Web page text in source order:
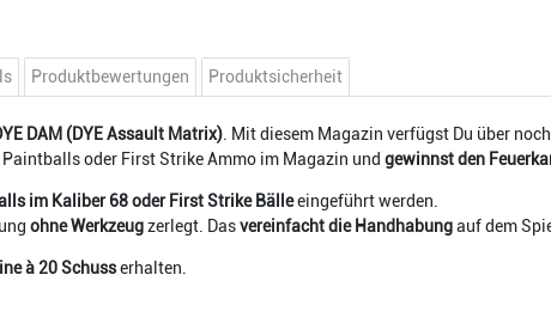
Produktbewertungen Produktsicherheit
DAM (DYE Assault Matrix) . Mit diesem Magazin verfügst Du über noch
oder First Strike Ammo im Magazin und gewinnst den
im Kaliber 68 oder First Strike Bälleeingeführt werden.
ohne Werkzeugzerlegt. Dasvereinfacht die Handhabungauf dem
à 20 Schusserhalten.